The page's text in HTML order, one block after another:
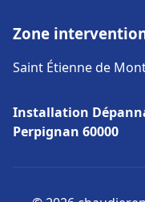
Zone
Saint Étienne de
Installation
Perpignan 60000